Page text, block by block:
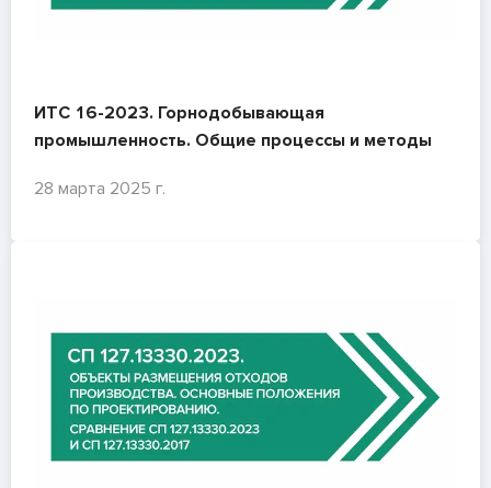
ИТС 16-2023. Горнодобывающая
промышленность. Общие процессы и методы
28 марта 2025 г.